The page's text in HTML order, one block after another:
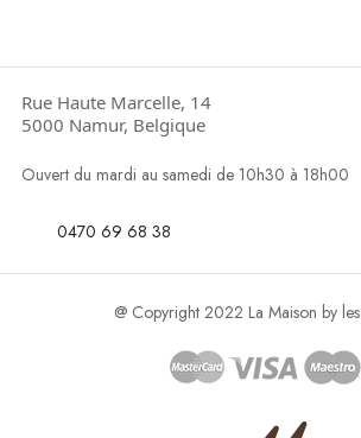
Rue Haute Marcelle, 14
5000 Namur, Belgique
Ouvert du mardi au samedi de 10h30 à 18h00
0470 69 68 38
@ Copyright 2022 La Maison by les